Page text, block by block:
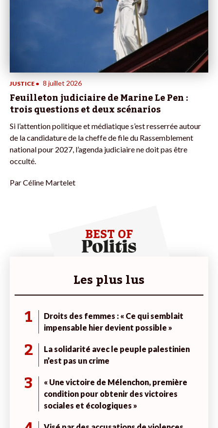
JUSTICE • 8 juillet 2026
Feuilleton judiciaire de Marine Le Pen :
trois questions et deux scénarios
Si l’attention politique et médiatique s’est resserrée autour
de la candidature de la cheffe de file du Rassemblement
national pour 2027, l’agenda judiciaire ne doit pas être
occulté.
ParCéline Martelet
BEST OF
Les plus lus
1
Droits des femmes : « Ce qui semblait
impensable hier devient possible »
2
La solidarité avec le peuple palestinien
n’est pas un crime
3
« Une victoire de Mélenchon, première
condition pour obtenir des victoires
sociales et écologiques »